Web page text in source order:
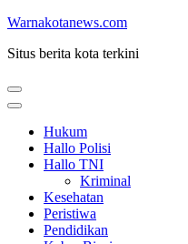
Lompat
konten
Enter)
Warnakotanews.com
Situs berita kota terkini
Hukum
Hallo Polisi
Hallo TNI
Kriminal
Kesehatan
Peristiwa
Pendidikan